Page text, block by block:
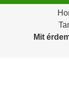
Mit